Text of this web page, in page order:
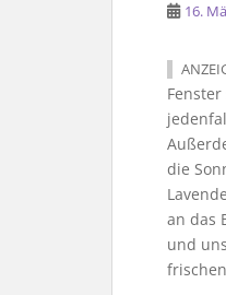
16.
die
an das
und